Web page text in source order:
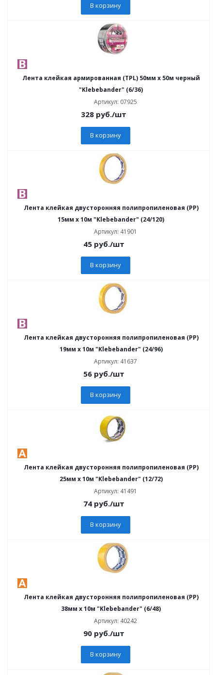
В корзину
Лента клейкая армированная (TPL) 50мм х 50м черный
"Klebebander" (6/36)
Артикул: 07925
328 руб./шт
В корзину
Лента клейкая двусторонняя полипропиленовая (PP)
15мм х 10м "Klebebander" (24/120)
Артикул: 41901
45руб./шт
В корзину
Лента клейкая двусторонняя полипропиленовая (PP)
19мм х 10м "Klebebander" (24/96)
Артикул: 41637
56руб./шт
В корзину
Лента клейкая двусторонняя полипропиленовая (PP)
25мм х 10м "Klebebander" (12/72)
Артикул: 41491
74руб./шт
В корзину
Лента клейкая двусторонняя полипропиленовая (PP)
38мм х 10м "Klebebander" (6/48)
Артикул: 40242
90руб./шт
В корзину